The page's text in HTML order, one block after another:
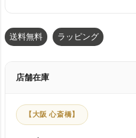
送料無料 ラッピング
店舗在庫
【大阪 心斎橋】